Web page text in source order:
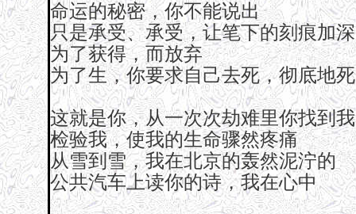
命运的秘密，你不能说出
只是承受、承受，让笔下的刻痕加深
为了获得，而放弃
为了生，你要求自己去死，彻底地死
这就是你，从一次次劫难里你找到我
检验我，使我的生命骤然疼痛
从雪到雪，我在北京的轰然泥泞的
公共汽车上读你的诗，我在心中